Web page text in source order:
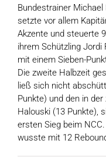
Bundestrainer
setzte vor allem
Akzente und steuerte
ihrem Schützling Jordi
mit einem Sieben-
Die zweite Halbzeit
ließ sich nicht
Punkte) und den in
Halouski (13 Punkte),
ersten Sieg beim
wusste mit 12